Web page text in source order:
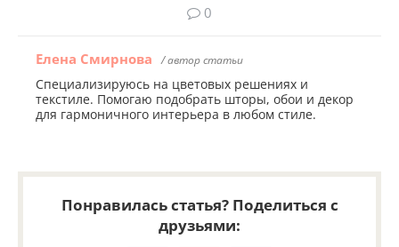
0
Елена Смирнова / автор статьи
Специализируюсь на цветовых решениях и
текстиле. Помогаю подобрать шторы, обои и декор
для гармоничного интерьера в любом стиле.
Понравилась статья? Поделиться с
друзьями: